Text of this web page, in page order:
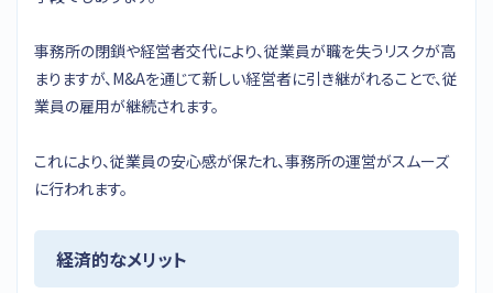
事務所の閉鎖や経営者交代により、従業員が職を失うリスクが高
まりますが、M&Aを通じて新しい経営者に引き継がれることで、従
業員の雇用が継続されます。
これにより、従業員の安心感が保たれ、事務所の運営がスムーズ
に行われます。
経済的なメリット